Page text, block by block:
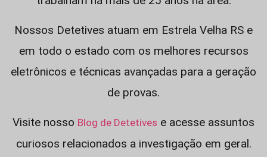
Nossos Detetives atuam em Estrela Velha RS e
em todo o estado com os melhores recursos
eletrônicos e técnicas avançadas para a geração
de provas.
Visite nosso Blog de Detetives e acesse assuntos
curiosos relacionados a investigação em geral.